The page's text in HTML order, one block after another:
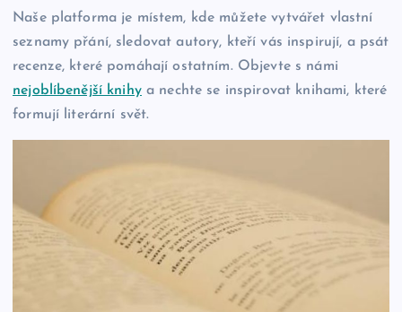
Naše platforma je místem, kde můžete vytvářet vlastní
seznamy přání, sledovat autory, kteří vás inspirují, a psát
recenze, které pomáhají ostatním. Objevte s námi
nejoblíbenější knihya nechte se inspirovat knihami, které
formují literární svět.